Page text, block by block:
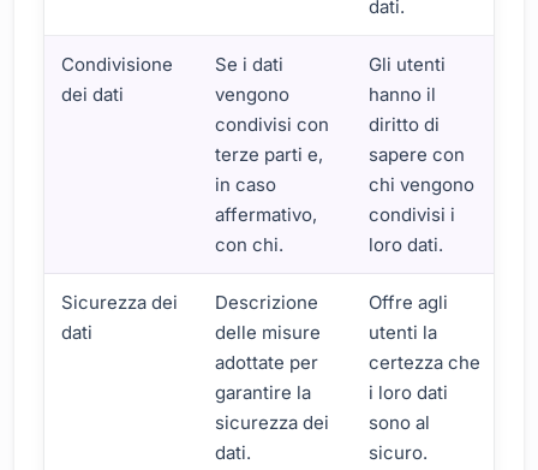
dati.
Condivisione
dei dati
Se i dati
vengono
condivisi con
terze parti e,
in caso
affermativo,
con chi.
Gli utenti
hanno il
diritto di
sapere con
chi vengono
condivisi i
loro dati.
Sicurezza dei
dati
Descrizione
delle misure
adottate per
garantire la
sicurezza dei
dati.
Offre agli
utenti la
certezza che
i loro dati
sono al
sicuro.